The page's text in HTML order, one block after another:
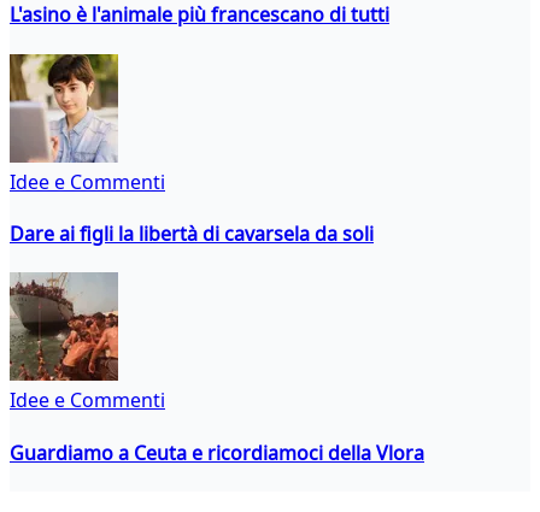
L'asino è l'animale più francescano di tutti
Idee e Commenti
Dare ai figli la libertà di cavarsela da soli
Idee e Commenti
Guardiamo a Ceuta e ricordiamoci della Vlora